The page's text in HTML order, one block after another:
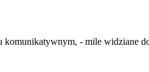
- mile widziane